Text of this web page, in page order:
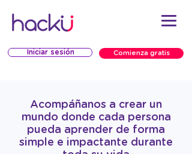
Iniciar sesión Comienza gratis
Acompáñanos a crear un
mundo donde cada persona
pueda aprender de forma
simple e impactante durante